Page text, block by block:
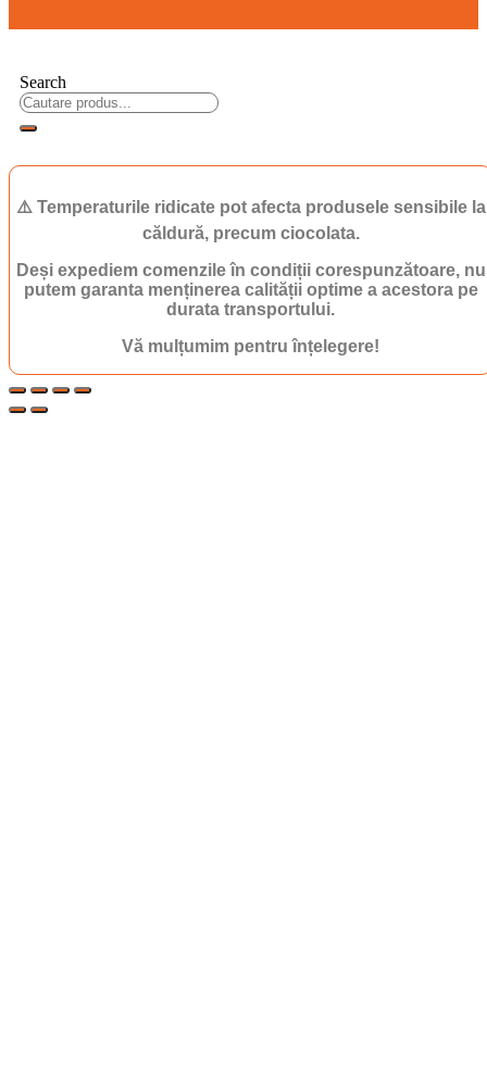
Search
⚠️ Temperaturile ridicate pot afecta produsele sensibile la
căldură, precum ciocolata.
Deși expediem comenzile în condiții corespunzătoare, nu
putem garanta menținerea calității optime a acestora pe
durata transportului.
Vă mulțumim pentru înțelegere!